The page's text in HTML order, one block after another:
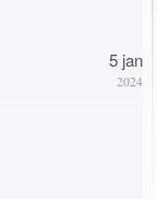
5 jan
2024